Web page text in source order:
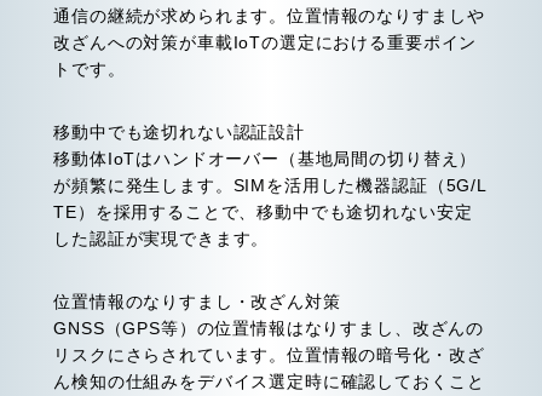
通信の継続が求められます。位置情報のなりすましや
改ざんへの対策が車載IoTの選定における重要ポイン
トです。
移動中でも途切れない認証設計
移動体IoTはハンドオーバー（基地局間の切り替え）
が頻繁に発生します。SIMを活用した機器認証（5G/L
TE）を採用することで、移動中でも途切れない安定
した認証が実現できます。
位置情報のなりすまし・改ざん対策
GNSS（GPS等）の位置情報はなりすまし、改ざんの
リスクにさらされています。位置情報の暗号化・改ざ
ん検知の仕組みをデバイス選定時に確認しておくこと